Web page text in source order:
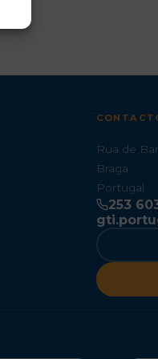
Rua de
Braga
Portugal
253